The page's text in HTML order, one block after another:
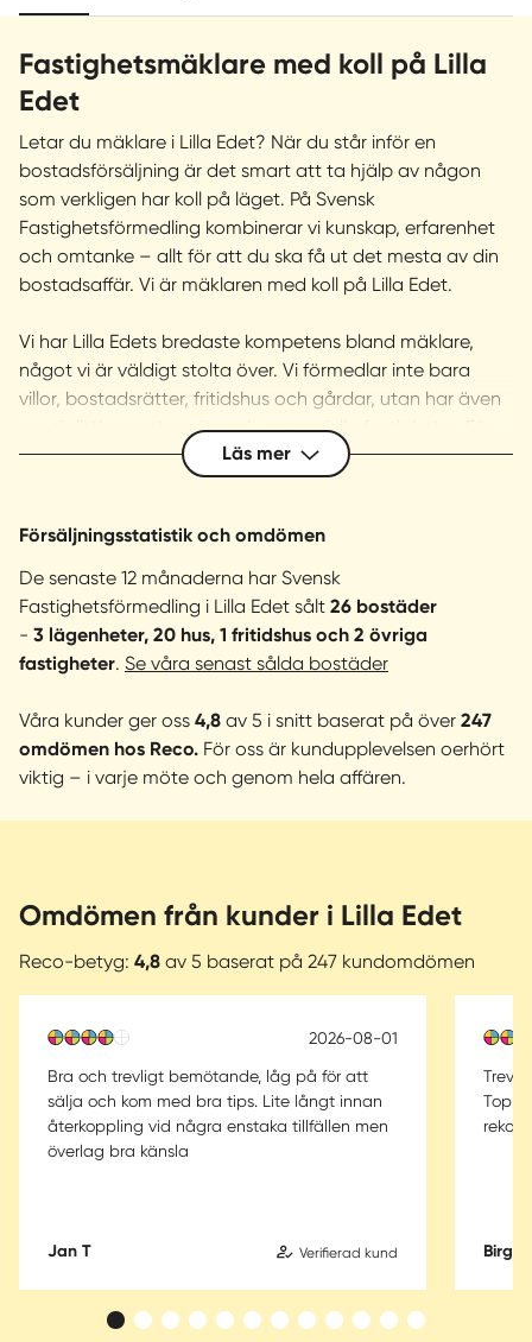
Fastighetsmäklare med koll på Lilla
Edet
Letar du mäklare i Lilla Edet? När du står inför en
bostadsförsäljning är det smart att ta hjälp av någon
som verkligen har koll på läget. På Svensk
Fastighetsförmedling kombinerar vi kunskap, erfarenhet
och omtanke – allt för att du ska få ut det mesta av din
bostadsaffär. Vi är mäklaren med koll på Lilla Edet.
Vi har Lilla Edets bredaste kompetens bland mäklare,
något vi är väldigt stolta över. Vi förmedlar inte bara
villor, bostadsrätter, fritidshus och gårdar, utan har även
specialistkompetens inom kommersiella fastigheter. För
att ge varje bostad bästa möjliga förutsättningar
arbetar vi med egen fotograf, som fotograferar när ljus
dessutom tätt med professionella stylingföretag för att
skapa ett helhetsintryck som verkligen lyfter fram
bostadens potential.
För oss är det lika viktigt att köpare kontaktar oss som
Matchninghittar vi rätt köpare till rätt bostad. När
köpare berättar för oss vad de söker ser vi till att de inte
går miste om möjligheter på marknaden – ibland innan
Läs mer
Försäljningsstatistik och omdömen
De senaste 12 månaderna har Svensk
Fastighetsförmedling i Lilla Edet sålt 26 bostäder
- 3 lägenheter, 20 hus, 1 fritidshus och 2 övriga
fastigheter. Se våra senast sålda bostäder
Våra kunder ger oss 4,8 av 5 i snitt baserat på över 247
omdömen hos Reco. För oss är kundupplevelsen oerhört
viktig – i varje möte och genom hela affären.
Omdömen från kunder i Lilla Edet
Reco-betyg: 4,8 av 5 baserat på 247 kundomdömen
2026-08-01
Bra och trevligt bemötande, låg på för att
sälja och kom med bra tips. Lite långt innan
återkoppling vid några enstaka tillfällen men
överlag bra känsla
Jan T Verifierad kund